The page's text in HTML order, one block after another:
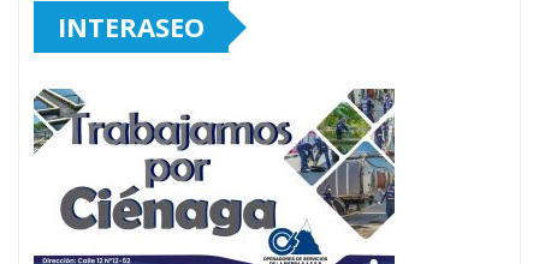
INTERASEO